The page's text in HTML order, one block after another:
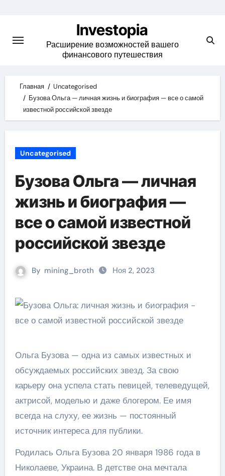
content
Investopia
Расширение возможностей вашего
финансового путешествия
Главная
Uncategorised
Бузова Ольга — личная жизнь и биография — все о самой
известной российской звезде
Uncategorised
Бузова Ольга — личная
жизнь и биография —
все о самой известной
российской звезде
By mining_broth Ноя 2, 2023
Ольга Бузова — одна из самых известных и
обсуждаемых российских звезд. За свою
карьеру она успела стать певицей, телеведущей,
актрисой, моделью и даже блогером. Ее имя
всегда на слуху, ее жизнь — постоянный
источник интереса для публики.
Родилась Ольга Бузова 20 января 1986 года в
Николаеве, Украина. В детстве она мечтала